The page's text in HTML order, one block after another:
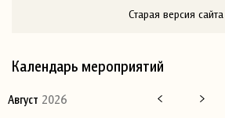
Старая версия сайта
Календарь мероприятий
Август 2026